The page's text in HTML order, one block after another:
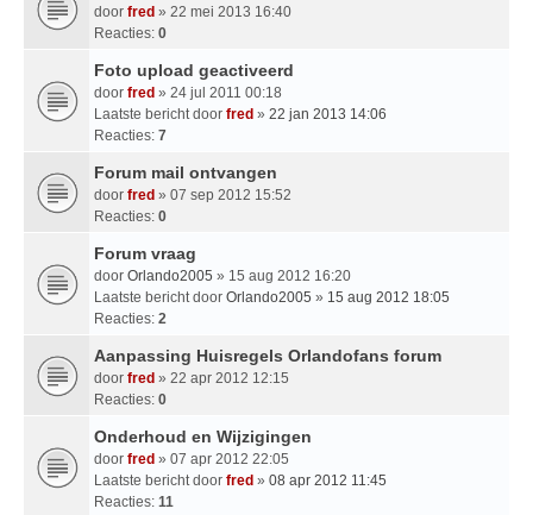
door fred » 22 mei 2013 16:40
Reacties: 0
Foto upload geactiveerd
door fred » 24 jul 2011 00:18
Laatste bericht door fred » 22 jan 2013 14:06
Reacties: 7
Forum mail ontvangen
door fred » 07 sep 2012 15:52
Reacties: 0
Forum vraag
door Orlando2005 » 15 aug 2012 16:20
Laatste bericht door Orlando2005 » 15 aug 2012 18:05
Reacties: 2
Aanpassing Huisregels Orlandofans forum
door fred » 22 apr 2012 12:15
Reacties: 0
Onderhoud en Wijzigingen
door fred » 07 apr 2012 22:05
Laatste bericht door fred » 08 apr 2012 11:45
Reacties: 11